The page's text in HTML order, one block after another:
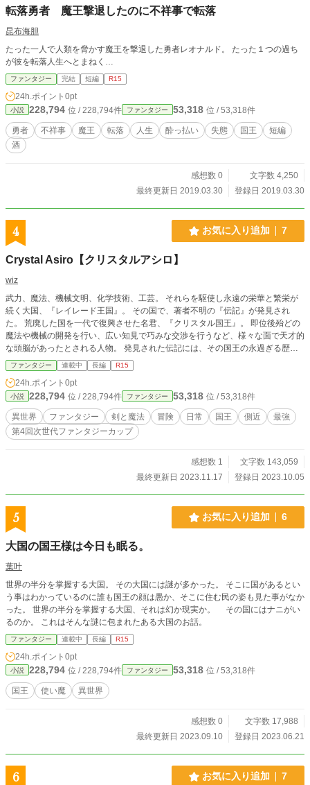
転落勇者 魔王撃退したのに不祥事で転落
昆布海胆
たった一人で人類を脅かす魔王を撃退した勇者レオナルド。 たった１つの過ち
が彼を転落人生へとまねく…
ファンタジー 完結 短編 R15
24h.ポイント 0pt
小説 228,794 位 / 228,794件 ファンタジー 53,318 位 / 53,318件
勇者 不祥事 魔王 転落 人生 酔っ払い 失態 国王
短編
酒
感想数 0
文字数 4,250
最終更新日 2019.03.30
登録日 2019.03.30
4 お気に入り追加 7
Crystal Asiro【クリスタルアシロ】
wiz
武力、魔法、機械文明、化学技術、工芸。 それらを駆使し永遠の栄華と繁栄が
続く大国、『レイレード王国』。 その国で、著者不明の『伝記』が発見され
た。 荒廃した国を一代で復興させた名君、『クリスタル国王』。 即位後殆どの
魔法や機械の開発を行い、広い知見で巧みな交渉を行うなど、様々な面で天才的
な頭脳があったとされる人物。 発見された伝記には、その国王の永過ぎる歴史
が書かれていた。 伝記には、よく登場する人物がいる。 かの国王の傍に常に居
た、側近の『ルーグ』。 伝記の国が存在する世界とは違う「神の世界」という
世界に住まう、創造神の『ライト』. そしてその創造神と対の存在である、破壊
神の『レフト』。 伝記に記されてしたのは、「出来ない事はない」と語られて
いる彼らの輝かしい物語とはまた違ったものであった。 ＿＿＿これは、伝記に
書かれた人物達の、伝記の内容当時のお話。 【概要】 国王クリスタルと側近ル
ーグの二人がメインのお話。 自分の国の統治・外交を行ったり、ライトとレフ
て「『とある世界』での旅」シリーズを書いています。 価値観や当たり前の事
に目を向けた題材がメインとなる『旅のお話』です。 ※以前書いていた連載作
ファンタジー 連載中 長編 R15
24h.ポイント 0pt
小説 228,794 位 / 228,794件 ファンタジー 53,318 位 / 53,318件
異世界 ファンタジー 剣と魔法 冒険 日常 国王 側近
最強
第4回次世代ファンタジーカップ
感想数 1
文字数 143,059
最終更新日 2023.11.17
登録日 2023.10.05
5 お気に入り追加 6
大国の国王様は今日も眠る。
葉叶
世界の半分を掌握する大国。 その大国には謎が多かった。 そこに国があるとい
う事はわかっているのに誰も国王の顔は愚か、そこに住む民の姿も見た事がなか
った。 世界の半分を掌握する大国、それは幻か現実か。 その国にはナニがい
るのか。 これはそんな謎に包まれたある大国のお話。
ファンタジー 連載中 長編 R15
24h.ポイント 0pt
小説 228,794 位 / 228,794件 ファンタジー 53,318 位 / 53,318件
国王 使い魔 異世界
感想数 0
文字数 17,988
最終更新日 2023.09.10
登録日 2023.06.21
6 お気に入り追加 7